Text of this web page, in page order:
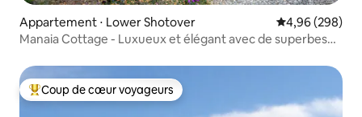
Appartement ⋅ Lower Shotover Évaluation
4,96 (298)
Manaia Cottage - Luxueux et élégant avec de superbes
Coups de cœur voyageurs les plus appréciés
Coup de cœur voyageurs